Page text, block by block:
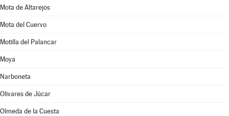
Mota de Altarejos
Mota del Cuervo
Motilla del Palancar
Moya
Narboneta
Olivares de Júcar
Olmeda de la Cuesta